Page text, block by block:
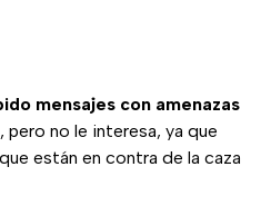
mensajes con amenazas
, pero no le interesa, ya que
están en contra de la caza